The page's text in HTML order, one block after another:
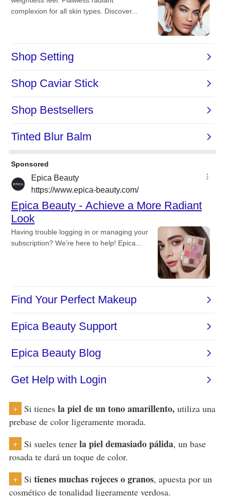
+ Si tienes la piel de un tono amarillento, utiliza una
prebase de color ligeramente morada.
+ Si sueles tener la piel demasiado pálida, un base
rosada te dará un toque de color.
+ Si tienes muchas rojeces o granos, apuesta por un
cosmético de tonalidad ligeramente verdosa.